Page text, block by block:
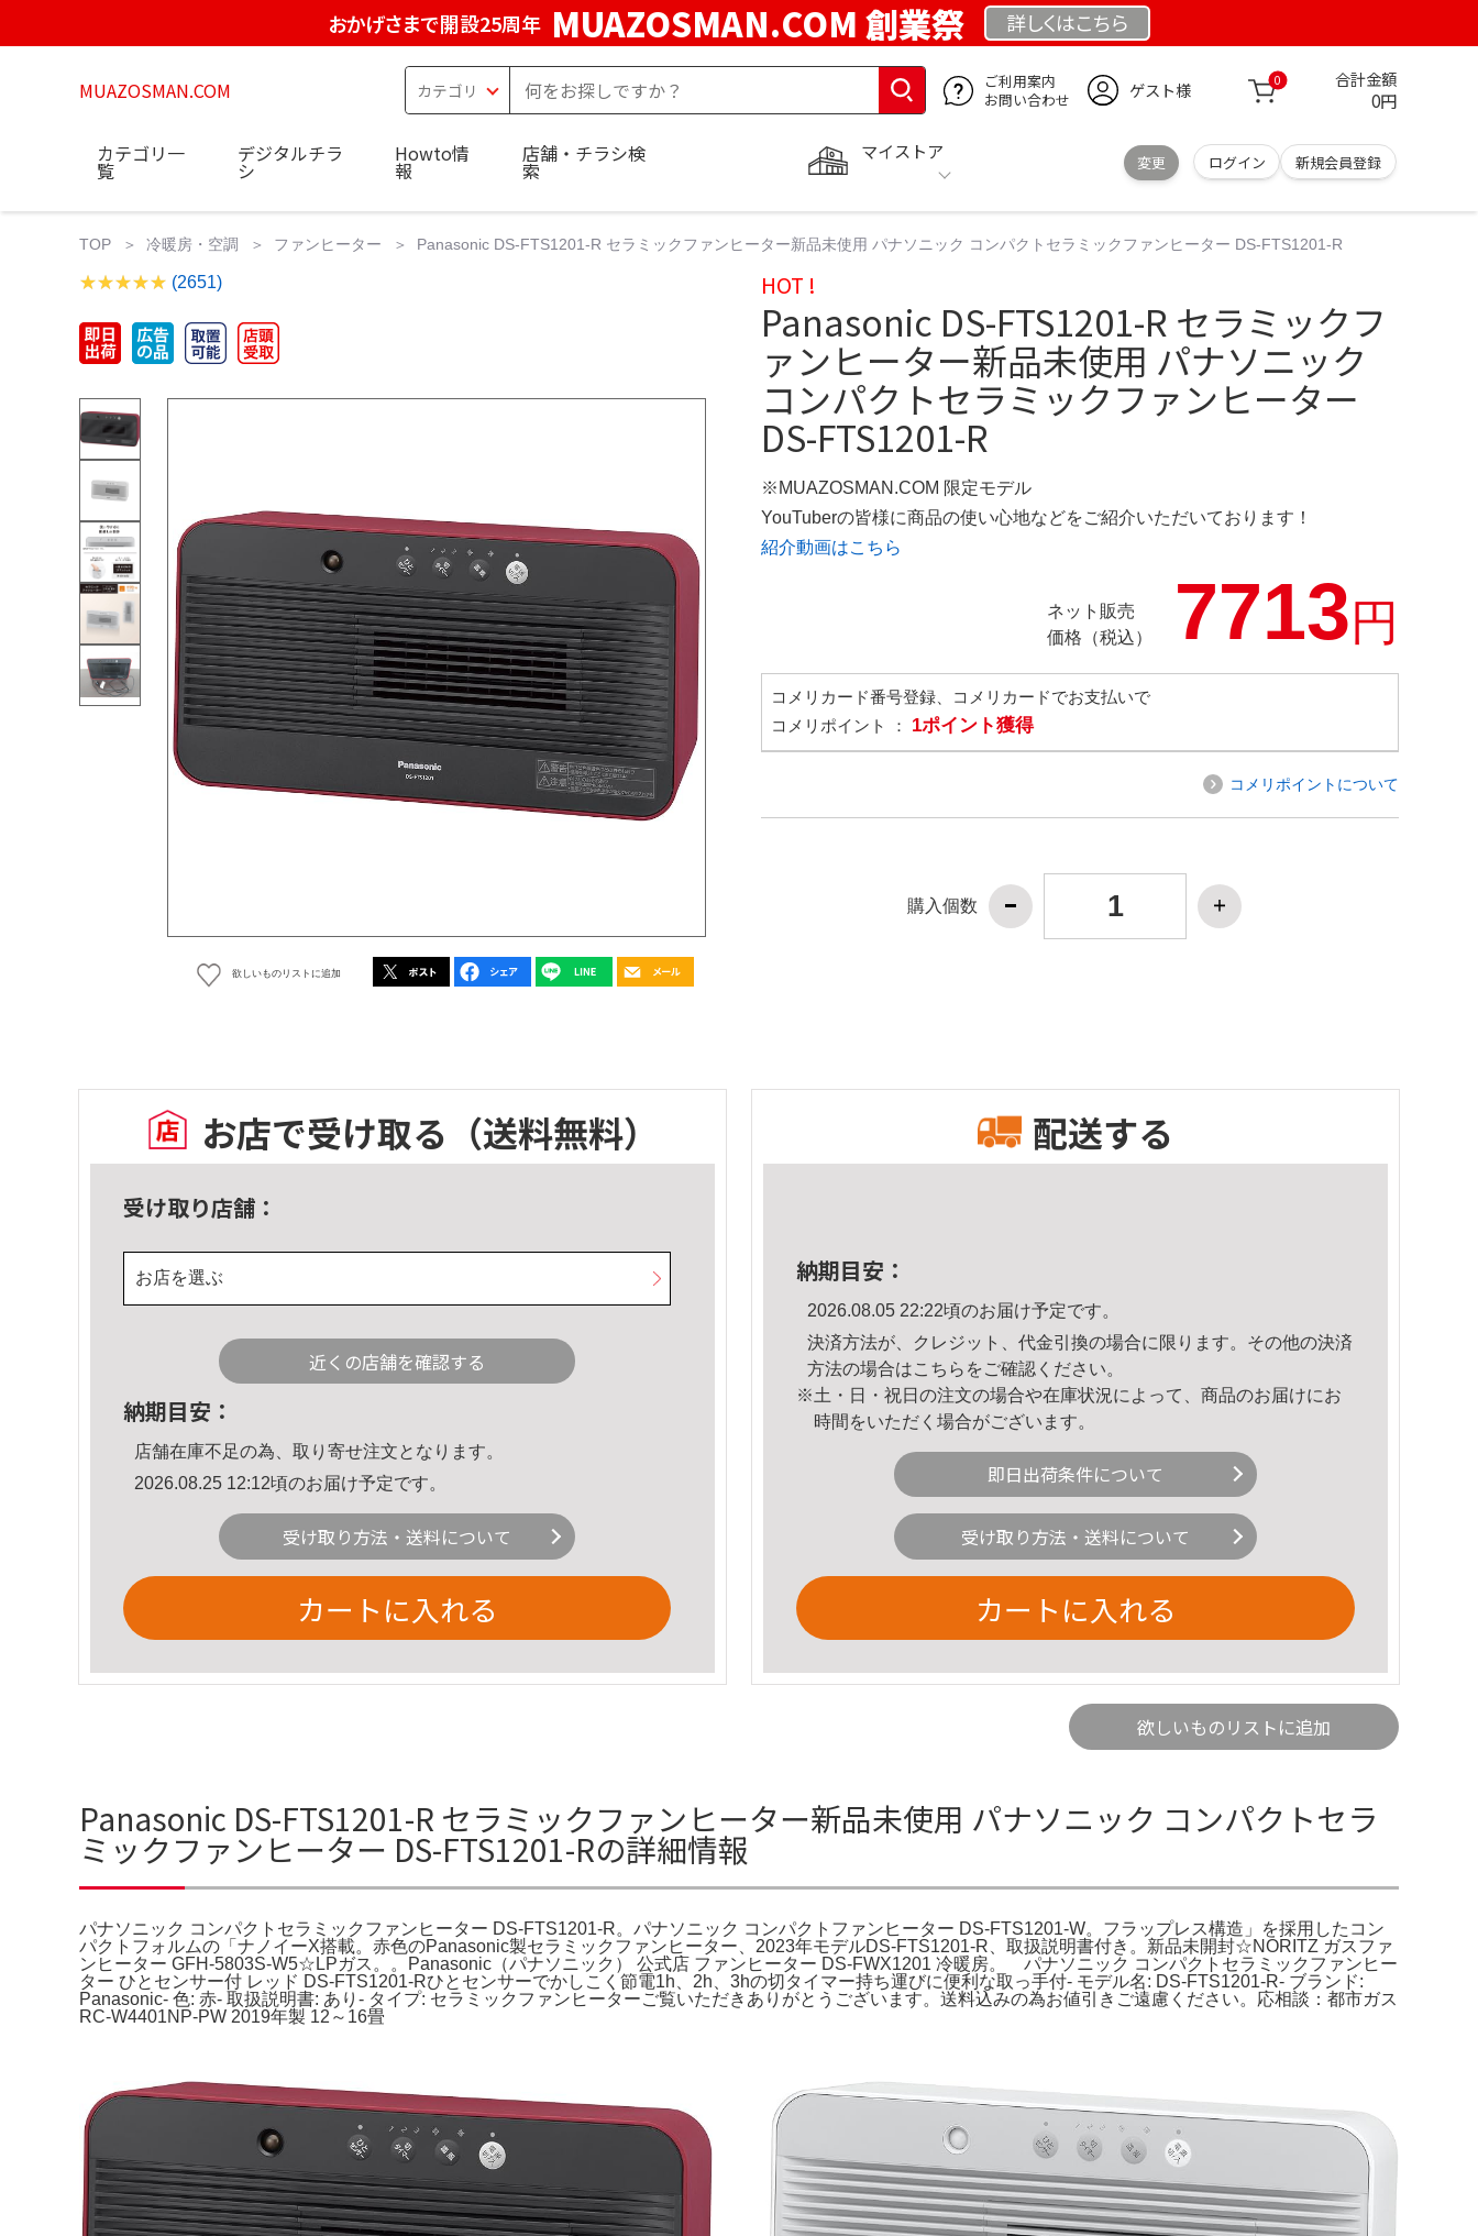
おかげさまで開設25周年 MUAZOSMAN.COM 創業祭 詳しくはこちら
MUAZOSMAN.COM
ご利用案内
お問い合わせ
ゲスト様 0 合計金額
0円
マイストア
変更 ログイン 新規会員登録
カテゴリ一
覧
デジタルチラ
シ
Howto情
報
店舗・チラシ検
索
TOP 冷暖房・空調 ファンヒーター Panasonic DS-FTS1201-R セラミックファンヒーター新品未使用 パナソニック コンパクトセラミックファンヒーター DS-FTS1201-R
(2651)
欲しいものリストに追加
HOT !
Panasonic DS-FTS1201-R セラミックフ
ァンヒーター新品未使用 パナソニック
コンパクトセラミックファンヒーター
DS-FTS1201-R
※MUAZOSMAN.COM 限定モデル
YouTuberの皆様に商品の使い心地などをご紹介いただいております！
紹介動画はこちら
ネット販売
価格（税込）
7713円
コメリカード番号登録、コメリカードでお支払いで
コメリポイント ： 1ポイント獲得
コメリポイントについて
購入個数
お店で受け取る （送料無料）
受け取り店舗：
お店を選ぶ
近くの店舗を確認する
納期目安：
店舗在庫不足の為、取り寄せ注文となります。
2026.08.25 12:12頃のお届け予定です。
受け取り方法・送料について
カートに入れる
配送する
納期目安：
2026.08.05 22:22頃のお届け予定です。
決済方法が、クレジット、代金引換の場合に限ります。その他の決済
方法の場合はこちら をご確認ください。
※土・日・祝日の注文の場合や在庫状況によって、商品のお届けにお
時間をいただく場合がございます。
即日出荷条件について
受け取り方法・送料について
カートに入れる
欲しいものリストに追加
Panasonic DS-FTS1201-R セラミックファンヒーター新品未使用 パナソニック コンパクトセラ
ミックファンヒーター DS-FTS1201-Rの詳細情報
パナソニック コンパクトセラミックファンヒーター DS-FTS1201-R。パナソニック コンパクトファンヒーター DS-FTS1201-W。フラップレス構造」を採用したコン
パクトフォルムの「ナノイーX搭載。赤色のPanasonic製セラミックファンヒーター、2023年モデルDS-FTS1201-R、取扱説明書付き。新品未開封☆NORITZ ガスファ
ンヒーター GFH-5803S-W5☆LPガス。。Panasonic（パナソニック） 公式店 ファンヒーター DS-FWX1201 冷暖房。 パナソニック コンパクトセラミックファンヒー
ター ひとセンサー付 レッド DS-FTS1201-Rひとセンサーでかしこく節電1h、2h、3hの切タイマー持ち運びに便利な取っ手付- モデル名: DS-FTS1201-R- ブランド:
Panasonic- 色: 赤- 取扱説明書: あり- タイプ: セラミックファンヒーターご覧いただきありがとうございます。送料込みの為お値引きご遠慮ください。応相談：都市ガス
RC-W4401NP-PW 2019年製 12～16畳